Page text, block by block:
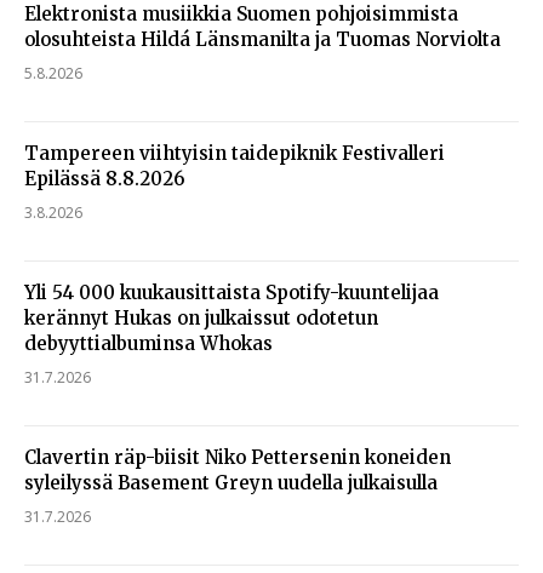
Elektronista musiikkia Suomen pohjoisimmista
olosuhteista Hildá Länsmanilta ja Tuomas Norviolta
5.8.2026
Tampereen viihtyisin taidepiknik Festivalleri
Epilässä 8.8.2026
3.8.2026
Yli 54 000 kuukausittaista Spotify-kuuntelijaa
kerännyt Hukas on julkaissut odotetun
debyyttialbuminsa Whokas
31.7.2026
Clavertin räp-biisit Niko Pettersenin koneiden
syleilyssä Basement Greyn uudella julkaisulla
31.7.2026